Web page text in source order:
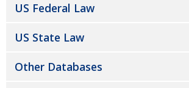
US Federal Law
US State Law
Other Databases